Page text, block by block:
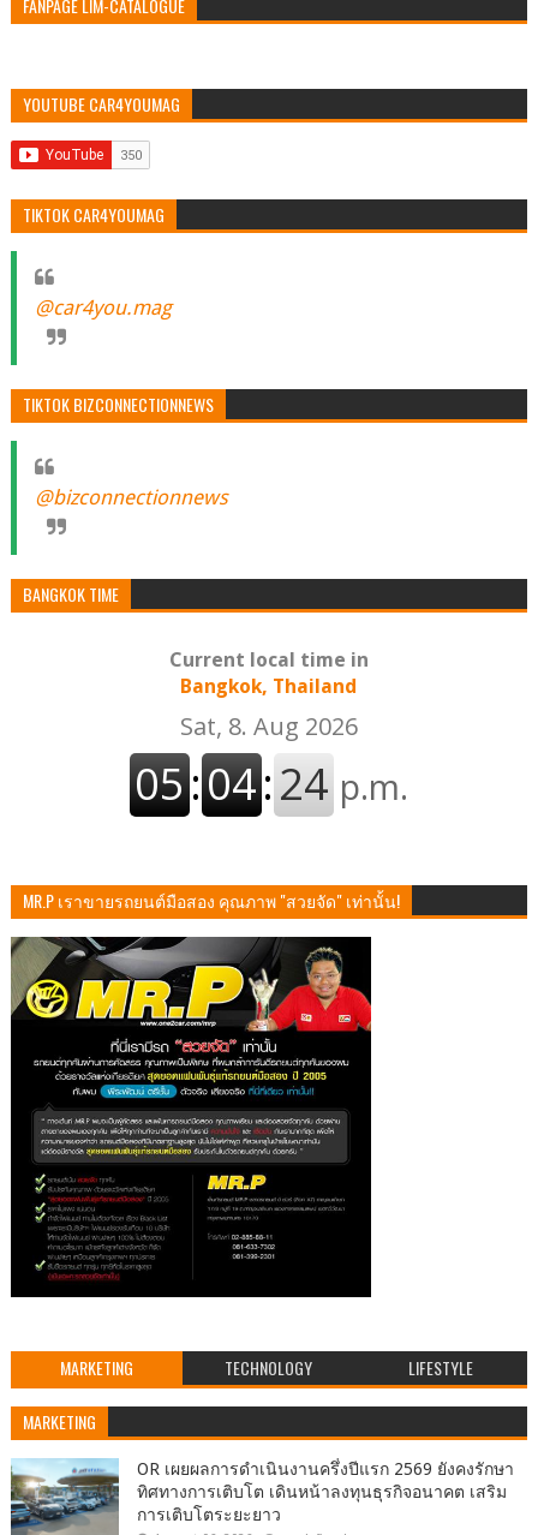
FANPAGE LIM-CATALOGUE
YOUTUBE CAR4YOUMAG
TIKTOK CAR4YOUMAG
@car4you.mag
TIKTOK BIZCONNECTIONNEWS
@bizconnectionnews
BANGKOK TIME
Current local time in
Bangkok, Thailand
MR.P เราขายรถยนต์มือสอง คุณภาพ "สวยจัด" เท่านั้น!
MARKETING TECHNOLOGY LIFESTYLE
MARKETING
OR เผยผลการดำเนินงานครึ่งปีแรก 2569 ยังคงรักษา
ทิศทางการเติบโต เดินหน้าลงทุนธุรกิจอนาคต เสริม
การเติบโตระยะยาว